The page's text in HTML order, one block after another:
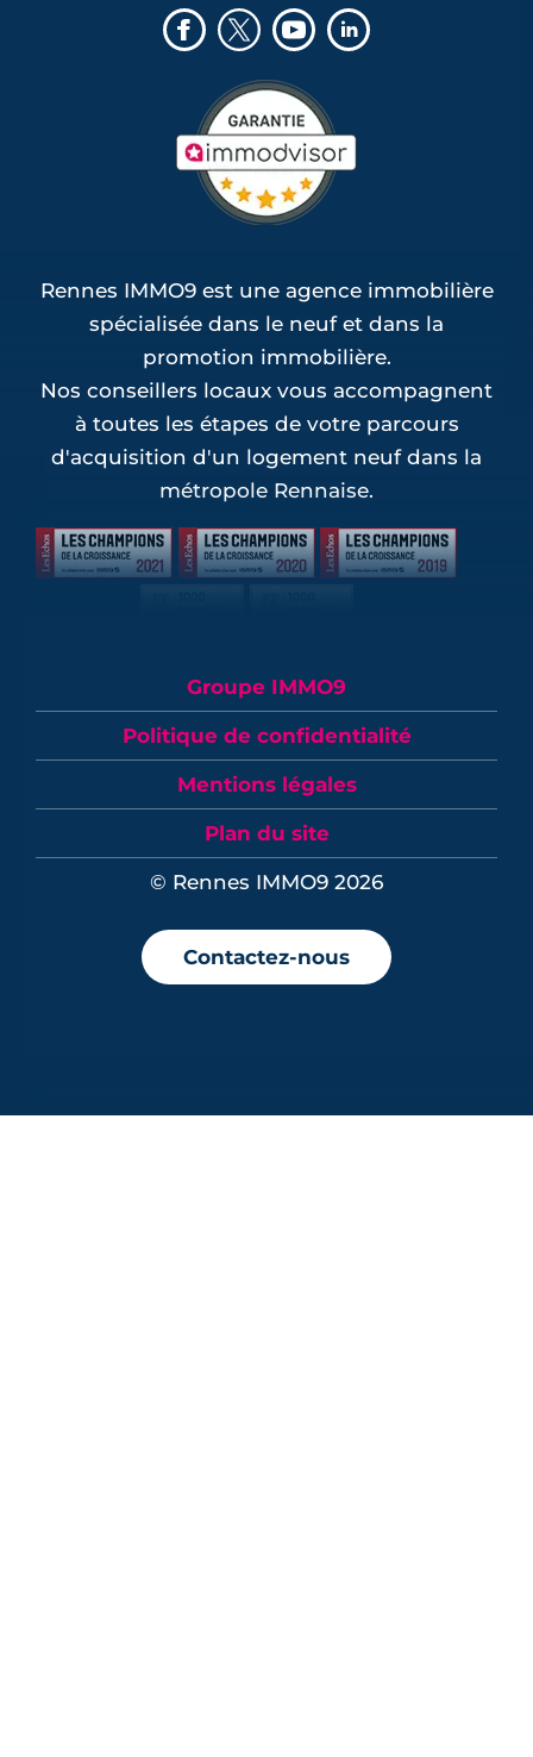
Rennes IMMO9 est une agence immobilière
spécialisée dans le neuf et dans la
promotion immobilière.
Nos conseillers locaux vous accompagnent
à toutes les étapes de votre parcours
d'acquisition d'un logement neuf dans la
métropole Rennaise.
Groupe IMMO9
Politique de confidentialité
Mentions légales
Plan du site
© Rennes IMMO9 2026
Contactez-nous